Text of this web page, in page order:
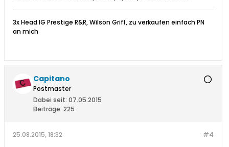
3x Head IG Prestige R&R, Wilson Griff, zu verkaufen einfach PN
an mich
Capitano
Postmaster
Dabei seit: 07.05.2015
Beiträge: 225
#4
25.08.2015, 18:32